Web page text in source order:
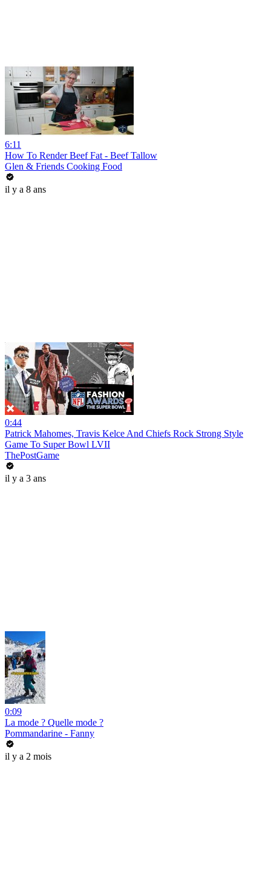
6:11
How To Render Beef Fat - Beef Tallow
Glen & Friends Cooking Food
il y a 8 ans
0:44
Patrick Mahomes, Travis Kelce And Chiefs Rock Strong Style
Game To Super Bowl LVII
ThePostGame
il y a 3 ans
0:09
La mode ? Quelle mode ?
Pommandarine - Fanny
il y a 2 mois